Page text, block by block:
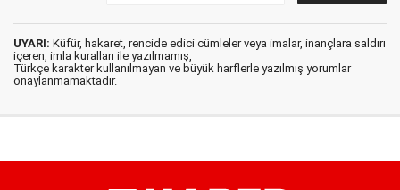
UYARI: Küfür, hakaret, rencide edici cümleler veya imalar, inançlara saldırı
içeren, imla kuralları ile yazılmamış,
Türkçe karakter kullanılmayan ve büyük harflerle yazılmış yorumlar
onaylanmamaktadır.